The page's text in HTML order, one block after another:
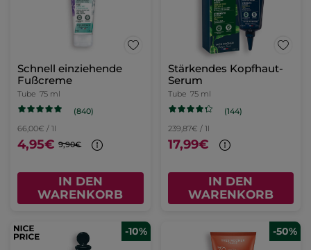
Schnell einziehende
Fußcreme
Tube 75 ml
(840)
66,00€ / 1l
4,95€ 9,90€
IN DEN
WARENKORB
Stärkendes Kopfhaut-
Serum
Tube 75 ml
(144)
239,87€ / 1l
17,99€
IN DEN
WARENKORB
-10% -50%